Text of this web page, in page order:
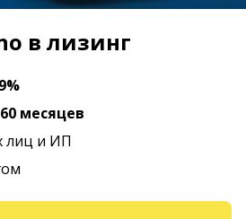
в лизинг
месяцев
лиц и ИП